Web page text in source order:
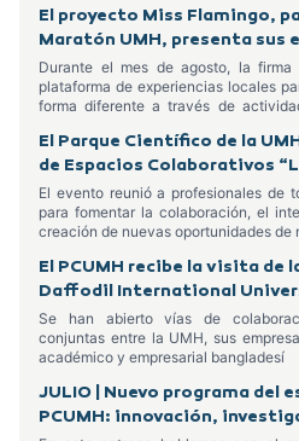
El proyecto Miss Flamingo,
Maratón UMH, presenta sus
el Centro Comercial
Durante el mes de agosto, la
plataforma de experiencias locales
forma diferente a través de
El Parque Científico de la
de Espacios Colaborativos
celebrado en Alcoy
El evento reunió a profesionales de
para fomentar la colaboración, el
creación de nuevas oportunidades de
El PCUMH recibe la visita de
Daffodil International
Se han abierto vías de
conjuntas entre la UMH, sus
académico y empresarial bangladesí
JULIO | Nuevo programa del
PCUMH: innovación,